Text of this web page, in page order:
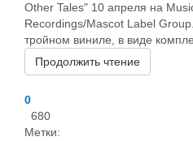
Other Tales" 10 апреля на
Recordings/Mascot Label
тройном виниле, в виде
Продолжить чтение
0
680
Метки: